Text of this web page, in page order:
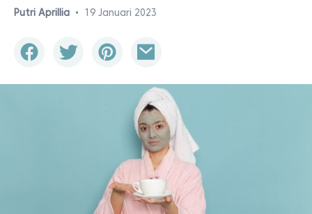
Putri Aprillia • 19 Januari 2023